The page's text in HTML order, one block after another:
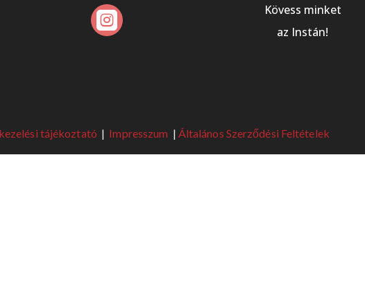

Kövess minket
az Instán!
tájékoztató | Impresszum | Általános Szerződési Feltételek